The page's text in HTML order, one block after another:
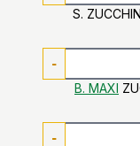
S.
-
B. MAXI
-